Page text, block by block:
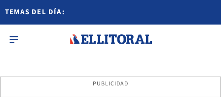
TEMAS DEL DÍA:
PUBLICIDAD